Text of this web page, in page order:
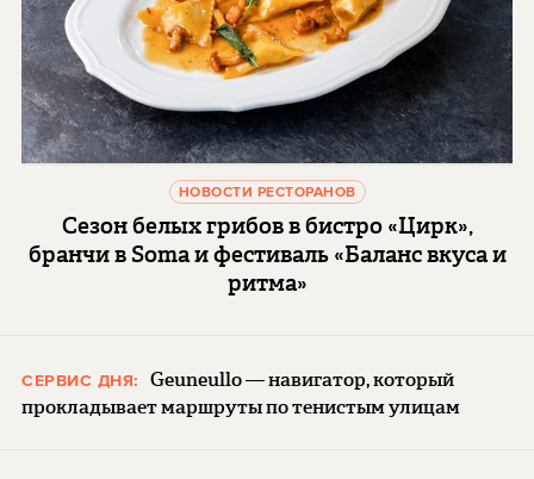
НОВОСТИ РЕСТОРАНОВ
Сезон белых грибов в бистро «Цирк»,
бранчи в Soma и фестиваль «Баланс вкуса и
ритма»
СЕРВИС ДНЯ:
Geuneullo — навигатор, который
прокладывает маршруты по тенистым улицам